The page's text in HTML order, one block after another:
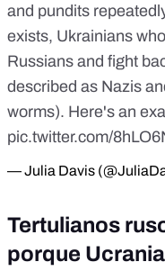
and pundits
exists, Ukrainians
Russians and fight
described as Nazis
worms). Here's an
pic.twitter.com/
— Julia Davis
Tertulianos
porque